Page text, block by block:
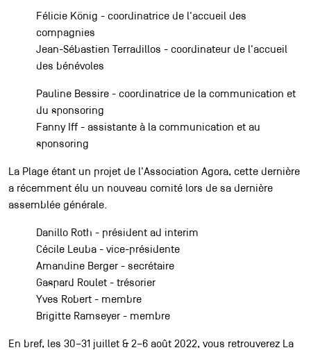
Félicie König - coordinatrice de l'accueil des
compagnies
Jean-Sébastien Terradillos - coordinateur de l'accueil
des bénévoles
Pauline Bessire - coordinatrice de la communication et
du sponsoring
Fanny Iff - assistante à la communication et au
sponsoring
La Plage étant un projet de l'Association Agora, cette dernière
a récemment élu un nouveau comité lors de sa dernière
assemblée générale.
Danillo Roth - président ad interim
Cécile Leuba - vice-présidente
Amandine Berger - secrétaire
Gaspard Roulet - trésorier
Yves Robert - membre
Brigitte Ramseyer - membre
En bref, les 30–31 juillet & 2–6 août 2022, vous retrouverez La